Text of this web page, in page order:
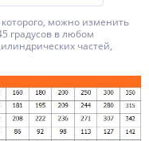
можно изменить
градусов в любом
частей,